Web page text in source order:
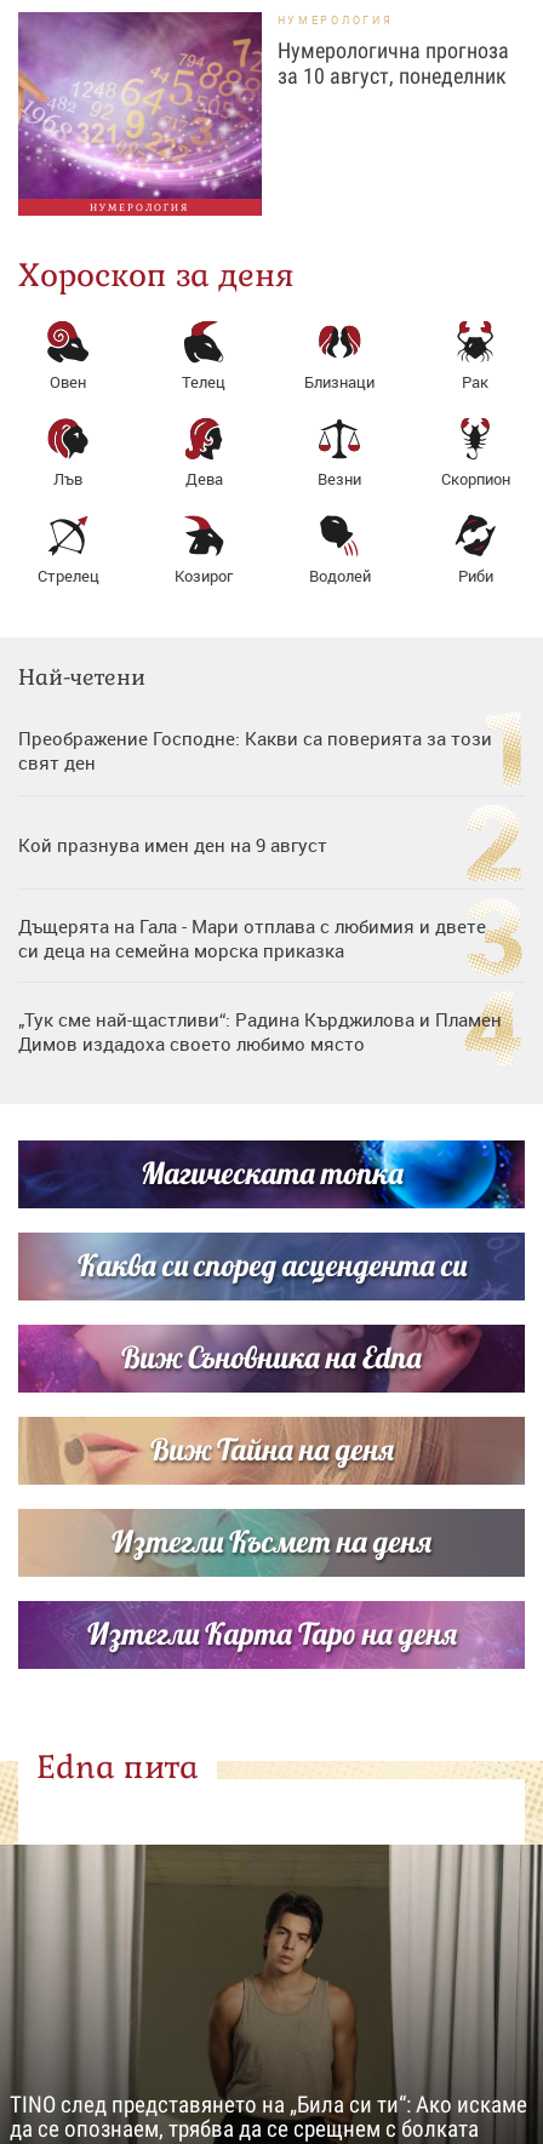
НУМЕРОЛОГИЯ
НУМЕРОЛОГИЯ
Нумерологична прогноза
за 10 август, понеделник
Хороскоп за деня
Овен Телец Близнаци Рак
Лъв Дева Везни Скорпион
Стрелец Козирог Водолей Риби
Най-четени
Преображение Господне: Какви са поверията за този
свят ден
Кой празнува имен ден на 9 август
Дъщерята на Гала - Мари отплава с любимия и двете
си деца на семейна морска приказка
„Тук сме най-щастливи“: Радина Кърджилова и Пламен
Димов издадоха своето любимо място
кадри с Башар Рахал и малкия им син
Дъщерята на Тодор Батков вдигна сватба, Стоичков и
Братя Аргирови я изненадаха с песен
Магическата топка
Каква си според асцендента си
Виж Съновника на Edna
Виж Тайна на деня
Изтегли Късмет на деня
Изтегли Карта Таро на деня
Edna пита
TINO след представянето на „Била си ти“: Ако искаме
да се опознаем, трябва да се срещнем с болката